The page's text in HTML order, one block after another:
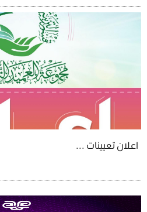
اعلان تعيينات ...